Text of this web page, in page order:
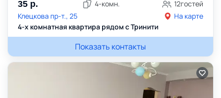
35 р. 4-комн. 12гостей
Клецкова пр-т., 25
На карте
4-х комнатная квартира рядом с Тринити
Показать контакты